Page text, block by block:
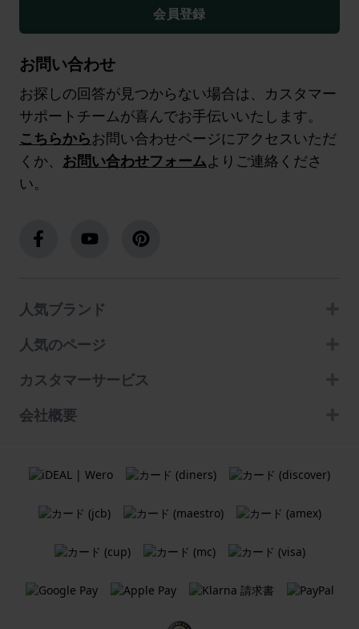
会員登録
お問い合わせ
お探しの回答が見つからない場合は、カスタマー
サポートチームが喜んでお手伝いいたします。
こちらからお問い合わせページにアクセスいただ
くか、 お問い合わせフォームよりご連絡くださ
い。
人気ブランド
人気のページ
カスタマーサービス
会社概要